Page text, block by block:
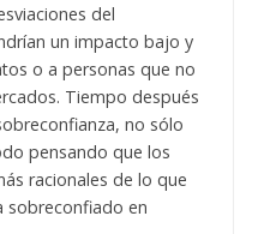
del
un impacto bajo y
o a personas que no
Tiempo después
no sólo
pensando que los
racionales de lo que
sobreconfiado en